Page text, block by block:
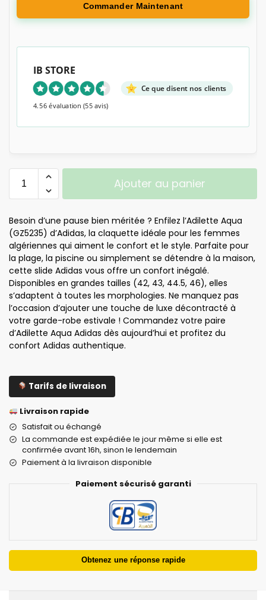
Commander Maintenant
IB STORE
Ce que disent nos clients
4.56 évaluation (55 avis)
Ajouter au panier
Besoin d’une pause bien méritée ? Enfilez l’Adilette Aqua
(GZ5235) d’Adidas, la claquette idéale pour les femmes
algériennes qui aiment le confort et le style. Parfaite pour
la plage, la piscine ou simplement se détendre à la maison,
cette slide Adidas vous offre un confort inégalé.
Disponibles en grandes tailles (42, 43, 44.5, 46), elles
s’adaptent à toutes les morphologies. Ne manquez pas
l’occasion d’ajouter une touche de luxe décontracté à
votre garde-robe estivale ! Commandez votre paire
d’Adilette Aqua Adidas dès aujourd’hui et profitez du
confort Adidas authentique.
Tarifs de livraison
Livraison rapide
Satisfait ou échangé
La commande est expédiée le jour même si elle est
confirmée avant 16h, sinon le lendemain
Paiement à la livraison disponible
Paiement sécurisé garanti
Obtenez une réponse rapide